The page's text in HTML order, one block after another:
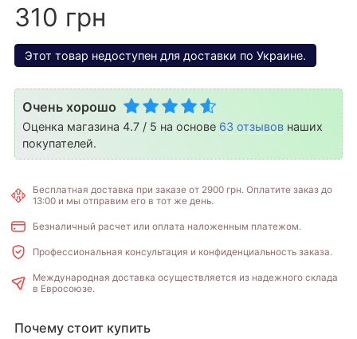
310 грн
Этот товар недоступен для доставки по Украине.
Очень хорошо
Оценка магазина 4.7 / 5 на основе 63 отзывов наших
покупателей.
Бесплатная доставка при заказе от 2900 грн. Оплатите заказ до
13:00 и мы отправим его в тот же день.
Безналичный расчет или оплата наложенным платежом.
Профессиональная консультация и конфиденциальность заказа.
Международная доставка осуществляется из надежного склада
в Евросоюзе.
Почему стоит купить